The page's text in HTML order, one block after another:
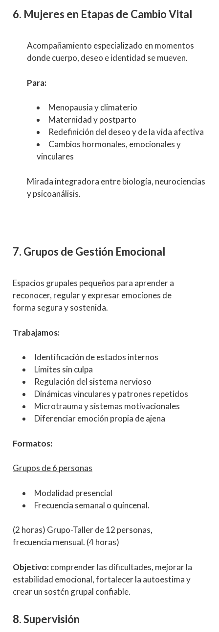
6. Mujeres en Etapas de Cambio Vital
Acompañamiento especializado en momentos
donde cuerpo, deseo e identidad se mueven.
Para:
Menopausia y climaterio
Maternidad y postparto
Redefinición del deseo y de la vida afectiva
Cambios hormonales, emocionales y
vinculares
Mirada integradora entre biología, neurociencias
y psicoanálisis.
7. Grupos de Gestión Emocional
Espacios grupales pequeños para aprender a
reconocer, regular y expresar emociones de
forma segura y sostenida.
Trabajamos:
Identificación de estados internos
Límites sin culpa
Regulación del sistema nervioso
Dinámicas vinculares y patrones repetidos
Microtrauma y sistemas motivacionales
Diferenciar emoción propia de ajena
Formatos:
Grupos de 6 personas
Modalidad presencial
Frecuencia semanal o quincenal.
(2 horas) Grupo-Taller de 12 personas,
frecuencia mensual. (4 horas)
Objetivo:comprender las dificultades, mejorar la
estabilidad emocional, fortalecer la autoestima y
crear un sostén grupal confiable.
8. Supervisión